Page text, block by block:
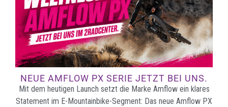
NEUE AMFLOW PX SERIE JETZT BEI UNS.
Mit dem heutigen Launch setzt die Marke Amflow ein klares
Statement im E-Mountainbike-Segment: Das neue Amflow PX